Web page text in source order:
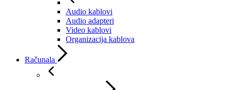
Audio kablovi
Audio adapteri
Video kablovi
Organizacija kablova
Računala